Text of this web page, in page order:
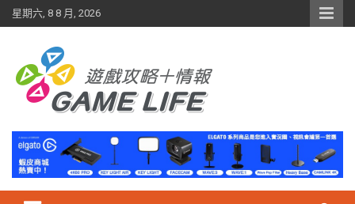
Skip
to
星期六, 8 8 月, 2026